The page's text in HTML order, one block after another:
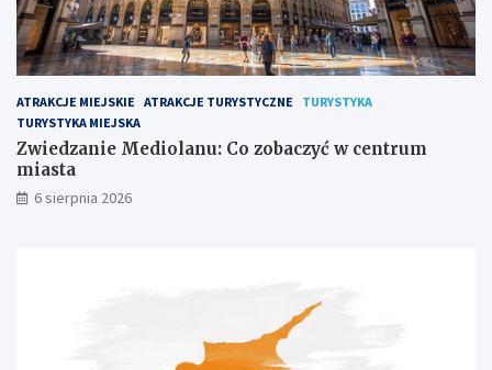
ATRAKCJE MIEJSKIE ATRAKCJE TURYSTYCZNE
TURYSTYKA
TURYSTYKA MIEJSKA
Zwiedzanie Mediolanu: Co zobaczyć w centrum
miasta
6 sierpnia 2026